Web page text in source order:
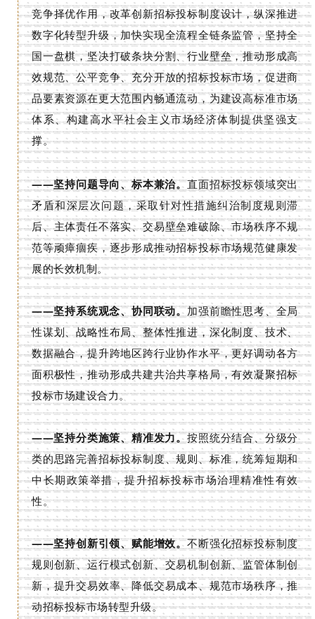
竞争择优作用，改革创新招标投标制度设计，纵深推进
数字化转型升级，加快实现全流程全链条监管，坚持全
国一盘棋，坚决打破条块分割、行业壁垒，推动形成高
效规范、公平竞争、充分开放的招标投标市场，促进商
品要素资源在更大范围内畅通流动，为建设高标准市场
体系、构建高水平社会主义市场经济体制提供坚强支
撑。
——坚持问题导向、标本兼治。直面招标投标领域突出
矛盾和深层次问题，采取针对性措施纠治制度规则滞
后、主体责任不落实、交易壁垒难破除、市场秩序不规
范等顽瘴痼疾，逐步形成推动招标投标市场规范健康发
展的长效机制。
——坚持系统观念、协同联动。加强前瞻性思考、全局
性谋划、战略性布局、整体性推进，深化制度、技术、
数据融合，提升跨地区跨行业协作水平，更好调动各方
面积极性，推动形成共建共治共享格局，有效凝聚招标
投标市场建设合力。
——坚持分类施策、精准发力。按照统分结合、分级分
类的思路完善招标投标制度、规则、标准，统筹短期和
中长期政策举措，提升招标投标市场治理精准性有效
性。
——坚持创新引领、赋能增效。不断强化招标投标制度
规则创新、运行模式创新、交易机制创新、监管体制创
新，提升交易效率、降低交易成本、规范市场秩序，推
动招标投标市场转型升级。